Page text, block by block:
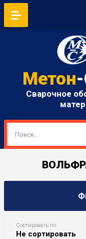
Метон
Сварочное
Сортировать по
Не сортировать